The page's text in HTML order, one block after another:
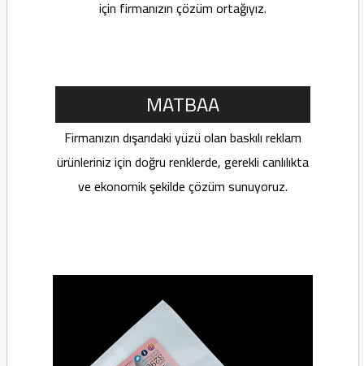
için firmanızın çözüm ortağıyız.
MATBAA
Firmanızın dışarıdaki yüzü olan baskılı reklam
ürünleriniz için doğru renklerde, gerekli canlılıkta
ve ekonomik şekilde çözüm sunuyoruz.